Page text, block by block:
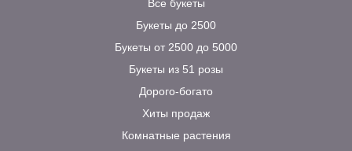
Все букеты
Букеты до 2500
Букеты от 2500 до 5000
Букеты из 51 розы
Дорого-богато
Хиты продаж
Комнатные растения